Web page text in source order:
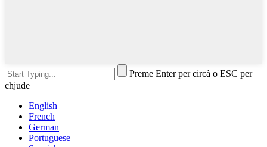
Preme Enter per circà o ESC per
chjude
English
French
German
Portuguese